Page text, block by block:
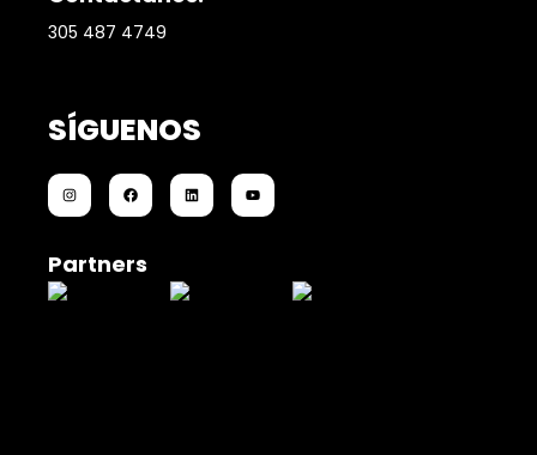
305 487 4749
SÍGUENOS
Partners